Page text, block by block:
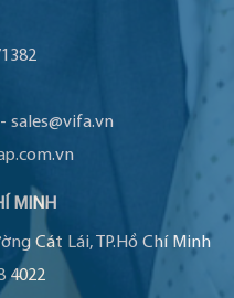
- sales@vifa.vn
MINH
Cát Lái, TP.Hồ Chí Minh
4022